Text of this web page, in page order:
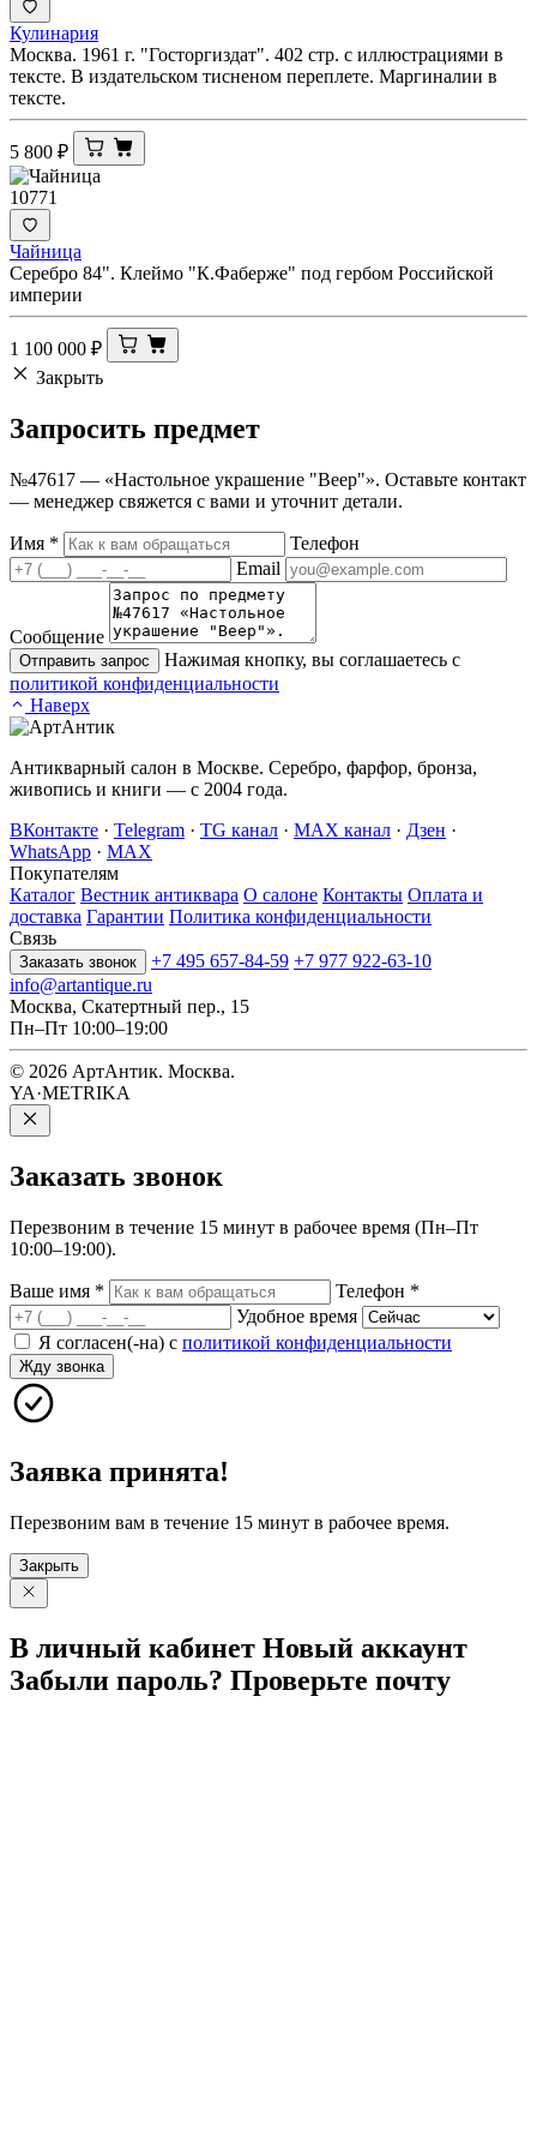
Кулинария
Москва. 1961 г. "Госторгиздат". 402 стр. с иллюстрациями в
тексте. В издательском тисненом переплете. Маргиналии в
тексте.
5 800 ₽
10771
Чайница
Серебро 84". Клеймо "К.Фаберже" под гербом Российской
империи
1 100 000 ₽
Закрыть
Запросить предмет
№47617 — «Настольное украшение "Веер"». Оставьте контакт
— менеджер свяжется с вами и уточнит детали.
Имя *
Телефон
Email
Сообщение
Отправить запрос
Нажимая кнопку, вы соглашаетесь с
политикой конфиденциальности
Наверх
Антикварный салон в Москве. Серебро, фарфор, бронза,
живопись и книги — с 2004 года.
ВКонтакте · Telegram · TG канал · MAX канал · Дзен ·
WhatsApp · MAX
Покупателям
Каталог Вестник антиквара О салоне Контакты Оплата и
доставка Гарантии Политика конфиденциальности
Связь
Заказать звонок +7 495 657-84-59 +7 977 922-63-10
info@artantique.ru
Москва, Скатертный пер., 15
Пн–Пт 10:00–19:00
© 2026 АртАнтик. Москва.
YA·METRIKA
Заказать звонок
Перезвоним в течение 15 минут в рабочее время (Пн–Пт
10:00–19:00).
Ваше имя * Телефон *
Удобное время
Я согласен(-на) с политикой конфиденциальности
Жду звонка
Заявка принята!
Перезвоним вам в течение 15 минут в рабочее время.
Закрыть
В личный кабинет Новый аккаунт
Забыли пароль? Проверьте почту